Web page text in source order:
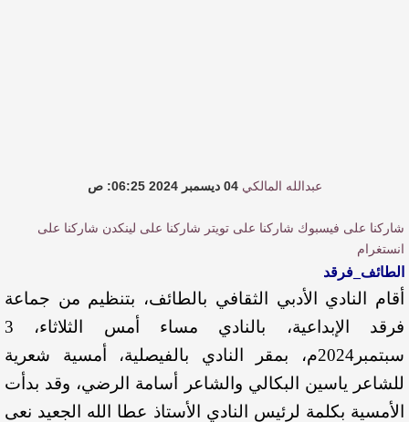
عبدالله المالكي 04 ديسمبر 2024 06:25: ص
شاركنا على فيسبوك شاركنا على تويتر شاركنا على لينكدن شاركنا على
انستغرام
الطائف_فرقد
أقام النادي الأدبي الثقافي بالطائف، بتنظيم من جماعة
فرقد الإبداعية، بالنادي مساء أمس الثلاثاء، 3
سبتمبر2024م، بمقر النادي بالفيصلية، أمسية شعرية
للشاعر ياسين البكالي والشاعر أسامة الرضي، وقد بدأت
الأمسية بكلمة لرئيس النادي الأستاذ عطا الله الجعيد نعى